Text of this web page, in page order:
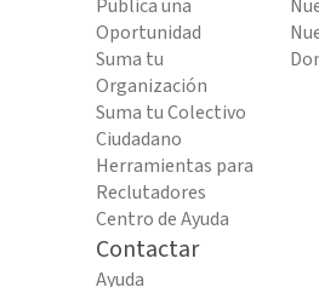
Publica una
Oportunidad
Suma tu
Organización
Suma tu Colectivo
Ciudadano
Herramientas para
Reclutadores
Centro de Ayuda
Contactar
Ayuda